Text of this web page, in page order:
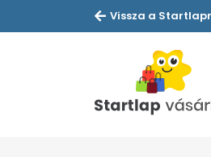
Vissza a